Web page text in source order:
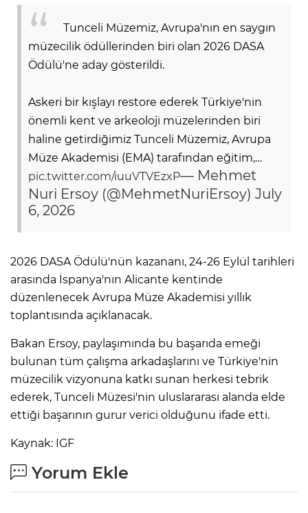
Tunceli Müzemiz, Avrupa'nın en saygın
müzecilik ödüllerinden biri olan 2026 DASA
Ödülü'ne aday gösterildi.
Askeri bir kışlayı restore ederek Türkiye'nin
önemli kent ve arkeoloji müzelerinden biri
haline getirdiğimiz Tunceli Müzemiz, Avrupa
Müze Akademisi (EMA) tarafından eğitim,…
pic.twitter.com/iuuVTVEzxP— Mehmet
Nuri Ersoy (@MehmetNuriErsoy) July
6, 2026
2026 DASA Ödülü'nün kazananı, 24-26 Eylül tarihleri
arasında İspanya'nın Alicante kentinde
düzenlenecek Avrupa Müze Akademisi yıllık
toplantısında açıklanacak.
Bakan Ersoy, paylaşımında bu başarıda emeği
bulunan tüm çalışma arkadaşlarını ve Türkiye'nin
müzecilik vizyonuna katkı sunan herkesi tebrik
ederek, Tunceli Müzesi'nin uluslararası alanda elde
ettiği başarının gurur verici olduğunu ifade etti.
Kaynak: IGF
Yorum Ekle